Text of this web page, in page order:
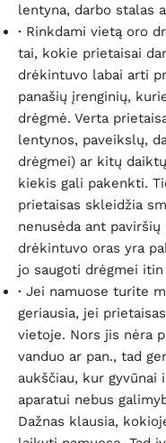
lentyna, darbo stalas
· Rinkdami vietą oro
tai, kokie prietaisai
drėkintuvo labai arti
panašių įrenginių,
drėgmė. Verta
lentynos, paveikslų,
drėgmei) ar kitų
kiekis gali pakenkti.
prietaisas skleidžia
nenusėda ant
drėkintuvo oras yra
jo saugoti drėgmei
· Jei namuose turite
geriausia, jei
vietoje. Nors jis nėra
vanduo ar pan., tad
aukščiau, kur gyvūnai
aparatui nebus
Dažnas klausia,